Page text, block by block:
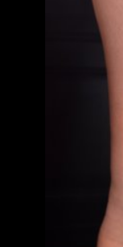
Black &
Lettering /